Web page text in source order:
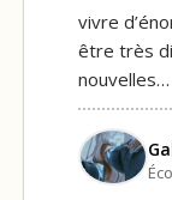
vivre
être très
nouvelles…